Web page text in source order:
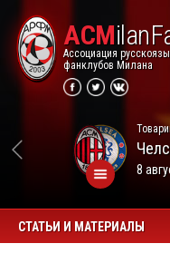
ACM
Ассоциация
фанклубов Милана
8
СТАТЬИ И МАТЕРИАЛЫ